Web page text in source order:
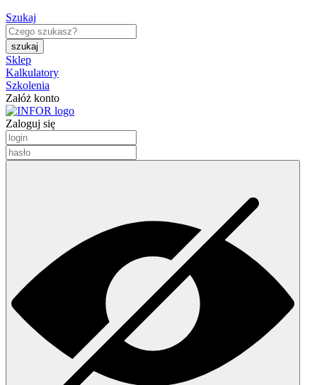
Szukaj
Sklep
Kalkulatory
Szkolenia
Załóż konto
Zaloguj się